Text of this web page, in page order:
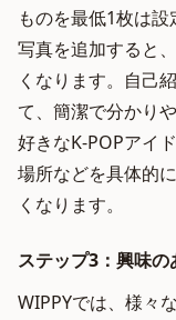
ものを最低1枚は
写真を追加すると
くなります。自己
て、簡潔で分かり
好きなK-POPアイ
場所などを具体的
くなります。
ステップ3：興味
WIPPYでは、様々